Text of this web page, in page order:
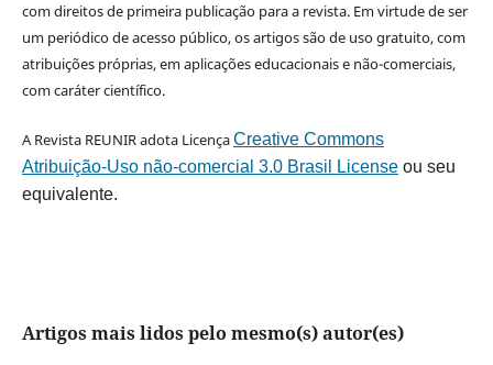
com direitos de primeira publicação para a revista. Em virtude de ser
um periódico de acesso público, os artigos são de uso gratuito, com
atribuições próprias, em aplicações educacionais e não-comerciais,
com caráter científico.
A Revista REUNIR adota LicençaCreative Commons
Atribuição-Uso não-comercial 3.0 Brasil Licenseou seu
equivalente.
Artigos mais lidos pelo mesmo(s) autor(es)